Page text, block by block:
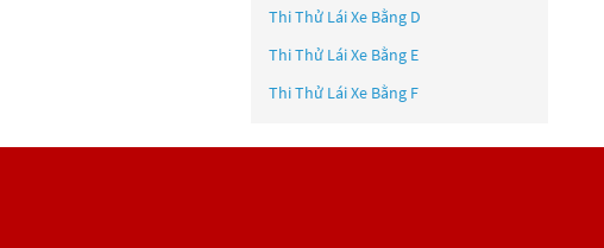
Thi Thử Lái Xe Bằng D
Thi Thử Lái Xe Bằng E
Thi Thử Lái Xe Bằng F